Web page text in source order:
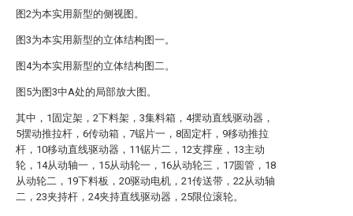
图2为本实用新型的侧视图。
图3为本实用新型的立体结构图一。
图4为本实用新型的立体结构图二。
图5为图3中A处的局部放大图。
其中，1固定架，2下料架，3集料箱，4摆动直线驱动器，
5摆动推拉杆，6传动箱，7锯片一，8固定杆，9移动推拉
杆，10移动直线驱动器，11锯片二，12支撑座，13主动
轮，14从动轴一，15从动轮一，16从动轮三，17圆管，18
从动轮二，19下料板，20驱动电机，21传送带，22从动轴
二，23夹持杆，24夹持直线驱动器，25限位滚轮。